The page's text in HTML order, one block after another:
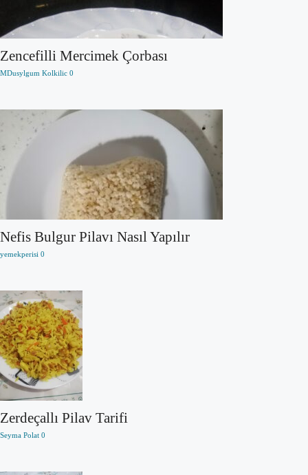
Zencefilli Mercimek Çorbası
MDusylgum Kolkilic 0
Nefis Bulgur Pilavı Nasıl Yapılır
yemekperisi 0
Zerdeçallı Pilav Tarifi
Seyma Polat 0